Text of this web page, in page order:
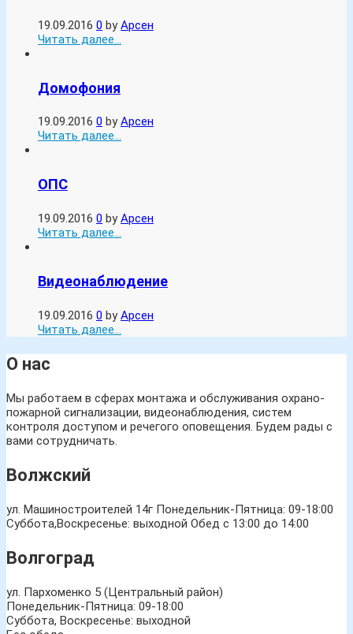
19.09.2016 0 byАрсен
Читать далее...
Домофония
19.09.2016 0 byАрсен
Читать далее...
ОПС
19.09.2016 0 byАрсен
Читать далее...
Видеонаблюдение
19.09.2016 0 byАрсен
Читать далее...
О нас
Мы работаем в сферах монтажа и обслуживания охрано-
пожарной сигнализации, видеонаблюдения, систем
контроля доступом и речегого оповещения. Будем рады с
вами сотрудничать.
Волжский
ул. Машиностроителей 14г Понедельник-Пятница: 09-18:00
Суббота,Воскресенье: выходной Обед с 13:00 до 14:00
Волгоград
ул. Пархоменко 5 (Центральный район)
Понедельник-Пятница: 09-18:00
Суббота, Воскресенье: выходной